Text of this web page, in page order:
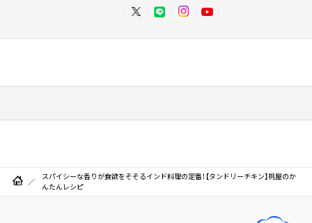
スパイシーな香りが食欲をそそるインド料理の定番！【タンドリーチキン】桃屋のか
んたんレシピ